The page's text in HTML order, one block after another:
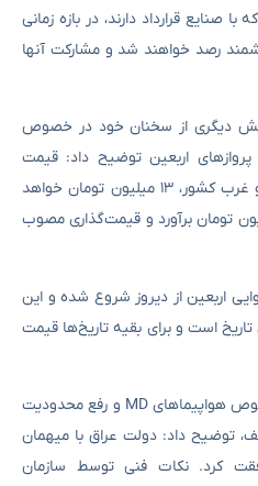
صنایع قرارداد دارند، در بازه زمانی
هوشمند رصد خواهند شد و مشارکت آنها
دیگری از سخنان خود در خصوص
اربعین توضیح داد: قیمت
مصوب پروازهای اربعین از تهران و غرب کشور، ۱۳ میلیون تومان خواهد
شرقی کشور نیز ۱۵ میلیون تومان برآورد و قیمت‌گذاری مصوب
اربعین از دیروز شروع شده و این
است و برای بقیه تاریخ‌ها قیمت
معاون وزیر راه و شهرسازی در خصوص هواپیماهای MD و رفع محدودیت
توضیح داد: دولت عراق با میهمان
کرد. نکات فنی توسط سازمان